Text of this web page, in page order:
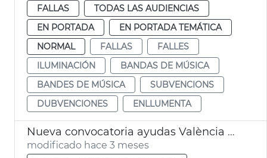
FALLAS
TODAS LAS AUDIENCIAS
EN PORTADA
EN PORTADA TEMÁTICA
NORMAL
FALLAS
FALLES
ILUMINACIÓN
BANDAS DE MÚSICA
BANDES DE MÚSICA
SUBVENCIONS
DUBVENCIONES
ENLLUMENTA
Nueva convocatoria ayudas València Music City
modificado hace 3 meses